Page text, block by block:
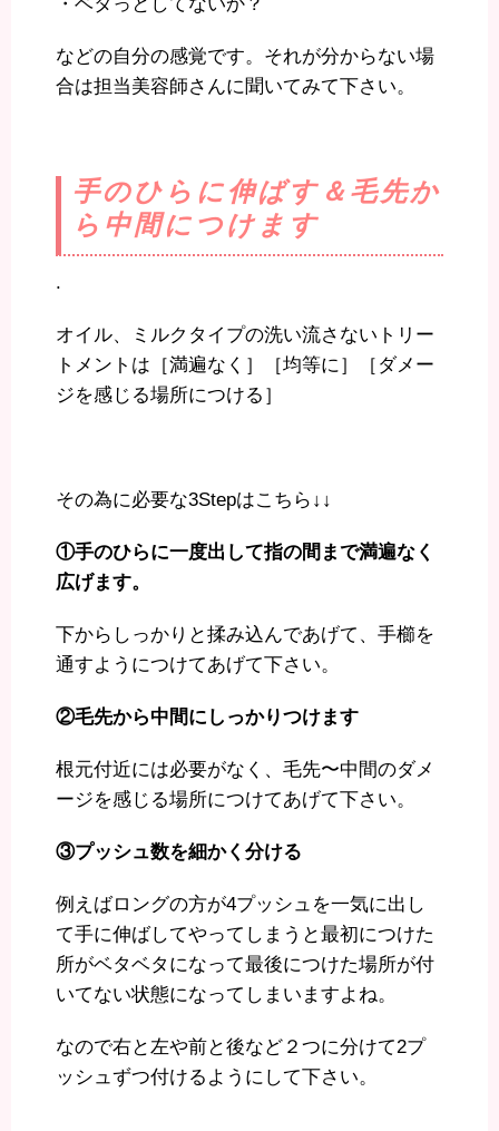
などの自分の感覚です。それが分からない場
合は担当美容師さんに聞いてみて下さい。
手のひらに伸ばす＆毛先か
ら中間につけます
.
オイル、ミルクタイプの洗い流さないトリー
トメントは［満遍なく］［均等に］［ダメー
ジを感じる場所につける］
その為に必要な3Stepはこちら↓↓
①手のひらに一度出して指の間まで満遍なく
広げます。
下からしっかりと揉み込んであげて、手櫛を
通すようにつけてあげて下さい。
②毛先から中間にしっかりつけます
根元付近には必要がなく、毛先〜中間のダメ
ージを感じる場所につけてあげて下さい。
③プッシュ数を細かく分ける
例えばロングの方が4プッシュを一気に出し
て手に伸ばしてやってしまうと最初につけた
所がベタベタになって最後につけた場所が付
いてない状態になってしまいますよね。
なので右と左や前と後など２つに分けて2プ
ッシュずつ付けるようにして下さい。